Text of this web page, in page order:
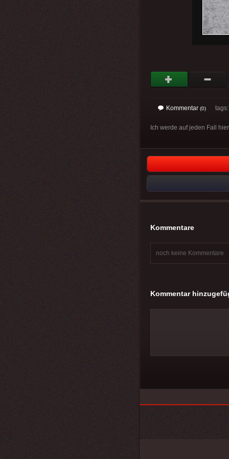
Kommentar (0)
Ich werde auf jeden Fall
Kommentare
noch keine Kommentare
Kommentar